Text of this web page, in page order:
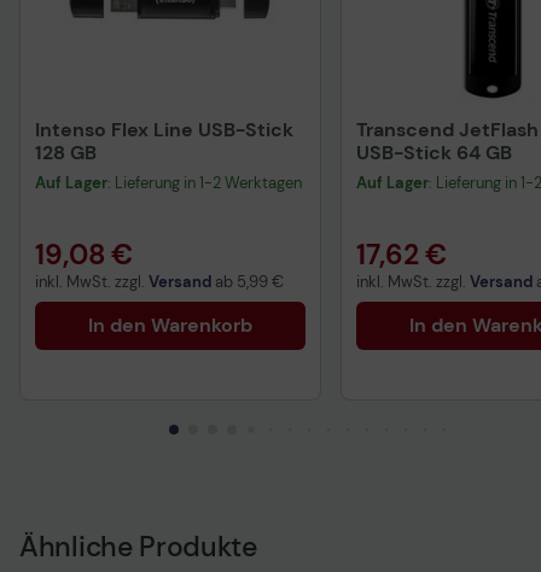
Intenso Flex Line USB-Stick
128 GB
Auf Lager: Lieferung in 1-2 Werktagen
19,08 €
inkl. MwSt. zzgl. Versand ab 5,99 €
In den Warenkorb
Transcend
USB-Stick 64 GB
Auf Lager: Lieferung in
17,62 €
inkl. MwSt. zzgl. Versand
In den
Ähnliche Produkte